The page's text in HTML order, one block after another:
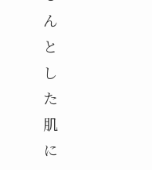
ん
と
し
た
肌
に